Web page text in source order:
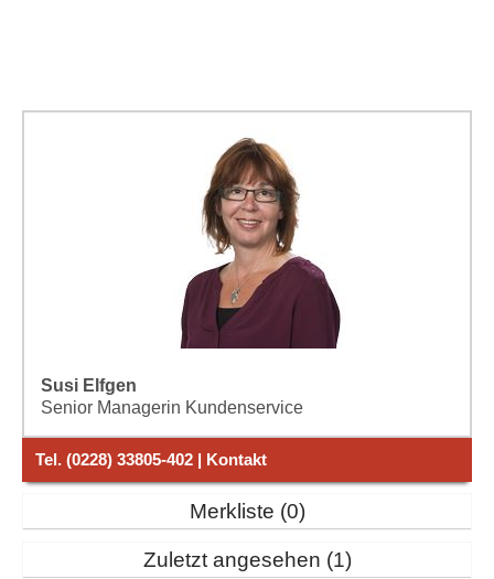
Susi Elfgen
Senior Managerin Kundenservice
Tel. (0228) 33805-402 | Kontakt
Merkliste 0
Zuletzt angesehen 1